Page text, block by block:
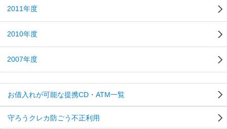
2011年度
2010年度
2007年度
お借入れが可能な提携CD・ATM一覧
守ろうクレカ防ごう不正利用